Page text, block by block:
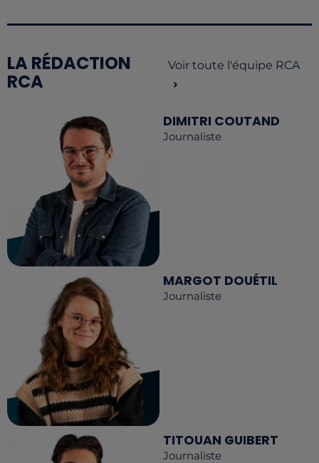
LA RÉDACTION
RCA
Voir toute l'équipe RCA
DIMITRI COUTAND
Journaliste
MARGOT DOUÉTIL
Journaliste
TITOUAN GUIBERT
Journaliste